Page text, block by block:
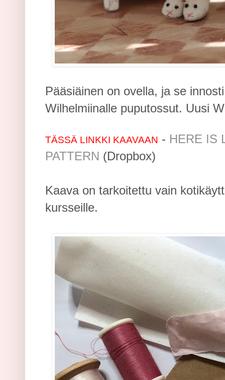
Pääsiäinen on ovella, ja se
Wilhelmiinalle puputossut. Uusi
TÄSSÄ LINKKI KAAVAAN - HERE IS
PATTERN (Dropbox)
Kaava on tarkoitettu vain
kursseille.